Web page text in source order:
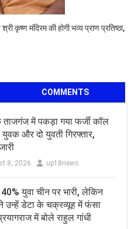
कृष्ण मंदिरम की होगी भव्य प्राण प्रतिष्ठा,
COMMENTS
में पकड़ा गया फर्जी कॉल
और दो युवती गिरफ्तार,
8, 2026 up18news
युवा चीन पर भारी, लेकिन
उन्हें डेटा के चक्रव्यूह में फंसा
में बोले राहुल गांधी